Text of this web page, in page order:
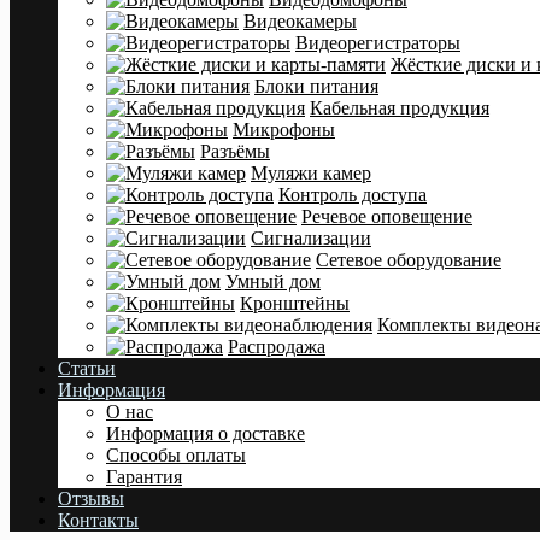
Видеокамеры
Видеорегистраторы
Жёсткие диски и
Блоки питания
Кабельная продукция
Микрофоны
Разъёмы
Муляжи камер
Контроль доступа
Речевое оповещение
Сигнализации
Сетевое оборудование
Умный дом
Кронштейны
Комплекты
Распродажа
Статьи
Информация
О нас
Информация о доставке
Cпособы оплаты
Гарантия
Отзывы
Контакты